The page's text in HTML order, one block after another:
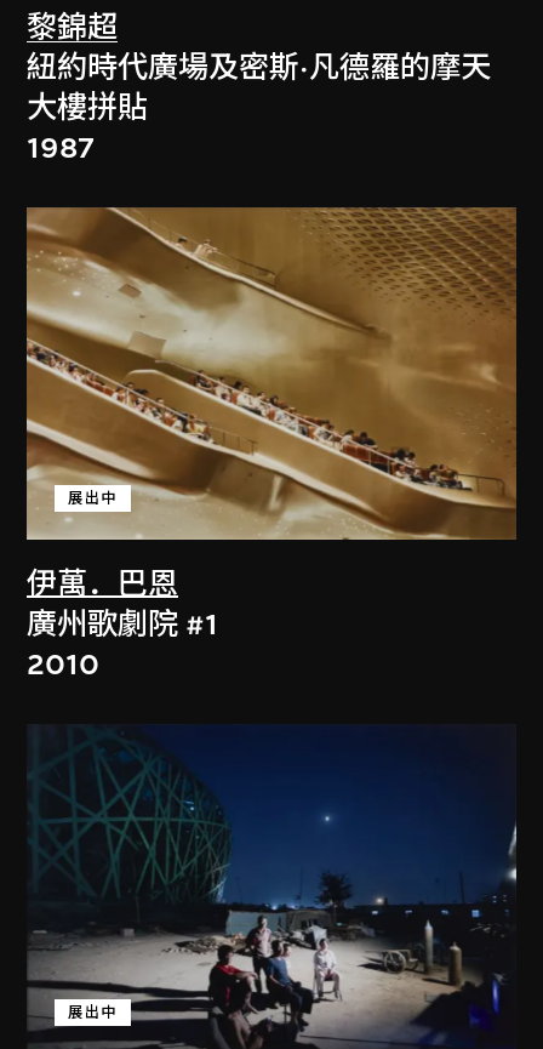
黎錦超
紐約時代廣場及密斯·凡德羅的摩天
大樓拼貼
1987
伊萬．巴恩
展出中
廣州歌劇院 #1
2010
展出中